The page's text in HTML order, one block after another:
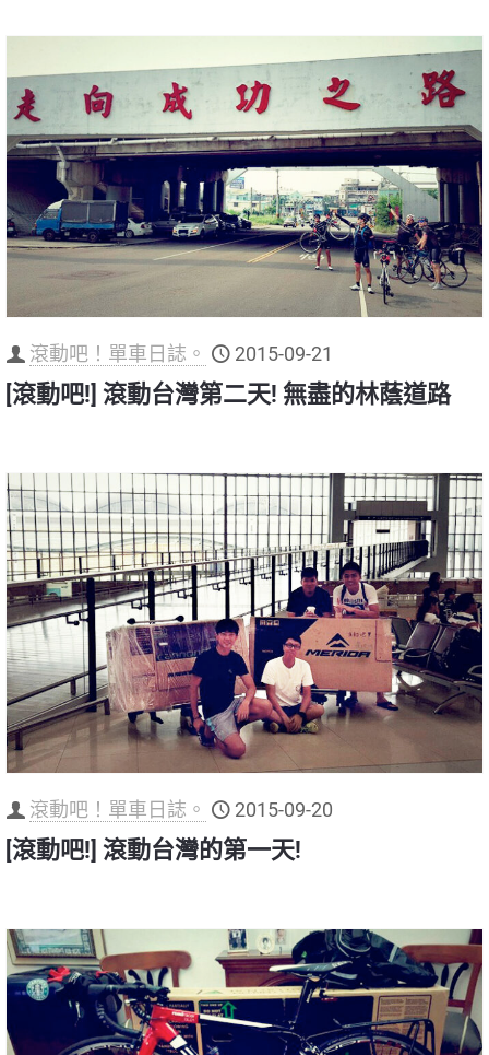
滾動吧！單車日誌。 2015-09-21
[滾動吧!] 滾動台灣第二天! 無盡的林蔭道路
滾動吧！單車日誌。 2015-09-20
[滾動吧!] 滾動台灣的第一天!